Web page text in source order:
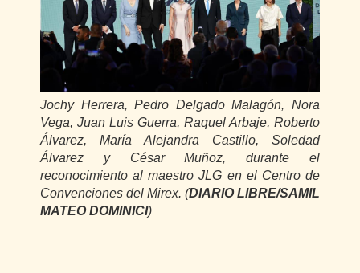
Jochy Herrera, Pedro Delgado Malagón, Nora
Vega, Juan Luis Guerra, Raquel Arbaje, Roberto
Álvarez, María Alejandra Castillo, Soledad
Álvarez y César Muñoz, durante el
reconocimiento al maestro JLG en el Centro de
Convenciones del Mirex. (DIARIO LIBRE/SAMIL
MATEO DOMINICI)